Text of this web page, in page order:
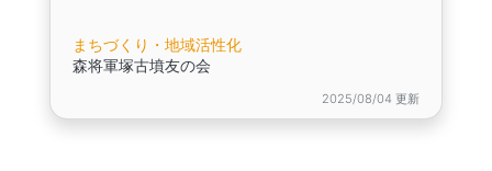
まちづくり・地域活性化
森将軍塚古墳友の会
2025/08/04 更新